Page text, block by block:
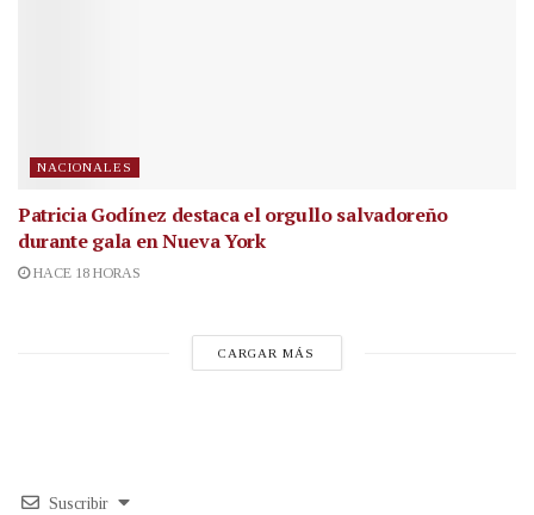
NACIONALES
Patricia Godínez destaca el orgullo salvadoreño
durante gala en Nueva York
HACE 18 HORAS
CARGAR MÁS
Suscribir